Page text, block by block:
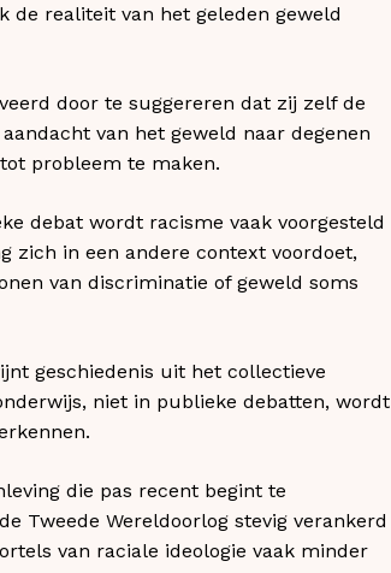
de realiteit van het geleden geweld
door te suggereren dat zij zelf de
van het geweld naar degenen
probleem te maken.
debat wordt racisme vaak voorgesteld
zich in een andere context voordoet,
van discriminatie of geweld soms
geschiedenis uit het collectieve
niet in publieke debatten, wordt
die pas recent begint te
Tweede Wereldoorlog stevig verankerd
van raciale ideologie vaak minder